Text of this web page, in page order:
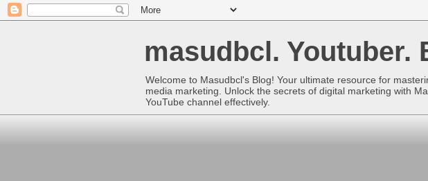
masudbcl. Youtuber.
Welcome to Masudbcl's Blog! Your ultimate resource for
media marketing. Unlock the secrets of digital marketing with
YouTube channel effectively.